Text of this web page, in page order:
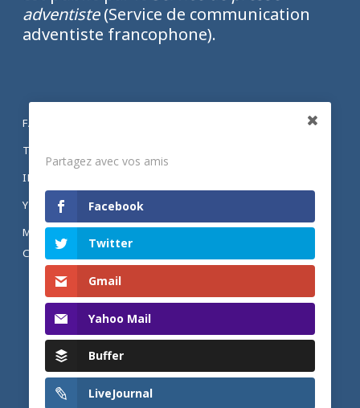
adventiste(Service de communication
adventiste francophone).
FACEBOOK
TWITTER
INSTAGRAM
YOUTUBE
MENTIONS LÉGALES ET POLITIQUE DE
CONFIDENTIALITÉ
Partagez avec vos amis
Facebook
Twitter
Gmail
Yahoo Mail
Buffer
LiveJournal